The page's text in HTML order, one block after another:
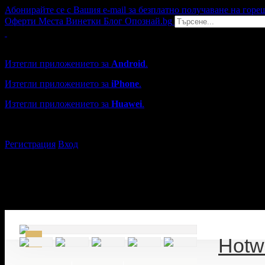
Абонирайте се с Вашия e-mail за безплатно получаване на
Оферти Места Винетки Блог Опознай.bg
Изтегли приложението за Android.
Изтегли приложението за iPhone.
Изтегли приложението за Huawei.
Регистрация Вход